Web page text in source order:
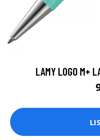
LAMY LOGO M+